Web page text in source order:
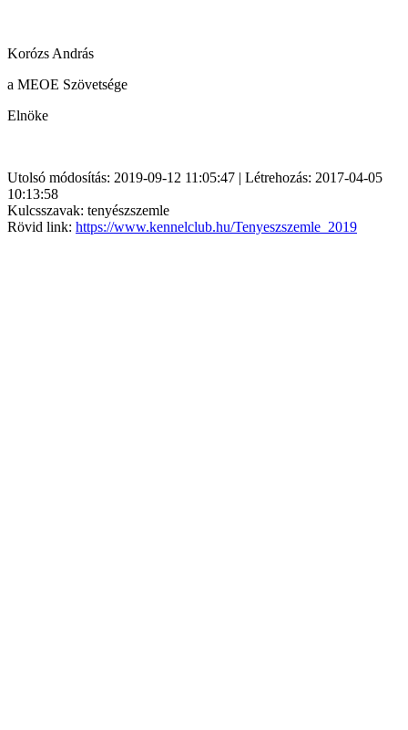
Korózs András
a MEOE Szövetsége
Elnöke
Utolsó módosítás: 2019-09-12 11:05:47 | Létrehozás: 2017-04-05
10:13:58
Kulcsszavak: tenyészszemle
Rövid link: https://www.kennelclub.hu/Tenyeszszemle_2019